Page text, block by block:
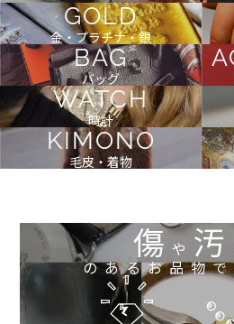
GOLD
金・プラチナ・銀
BAG
バッグ
WATCH
時計
KIMONO
毛皮・着物
傷や
のあるお品物